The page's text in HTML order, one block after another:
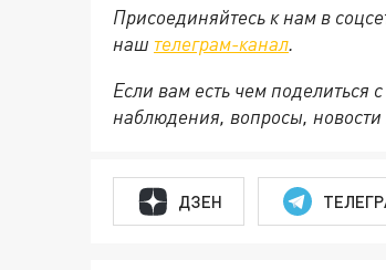
Присоединяйтесь к нам в
наш телеграм-канал.
Если вам есть чем поделиться
наблюдения, вопросы, новости
ДЗЕН